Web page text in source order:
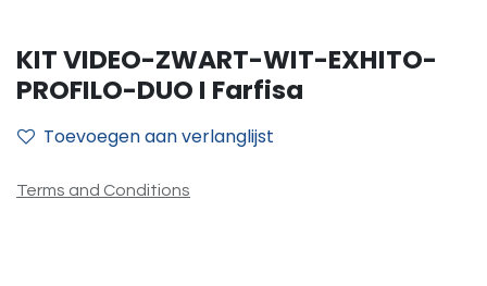
KIT VIDEO-ZWART-WIT-EXHITO-
PROFILO-DUO I Farfisa
Toevoegen aan verlanglijst
Terms and Conditions